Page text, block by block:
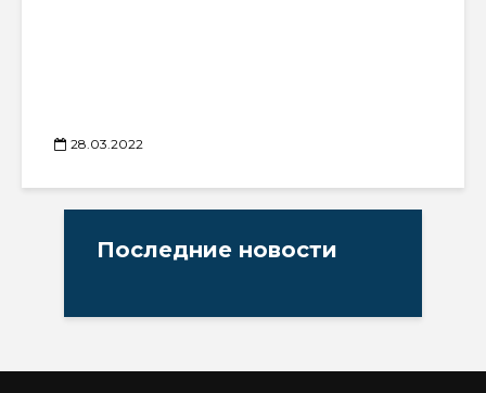
28.03.2022
Последние новости